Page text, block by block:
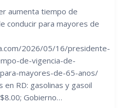
aumenta tiempo de
conducir para mayores de
2026/05/16/presidente-
de-vigencia-de-
mayores-de-65-anos/
en RD: gasolinas y gasoil
Gobierno…